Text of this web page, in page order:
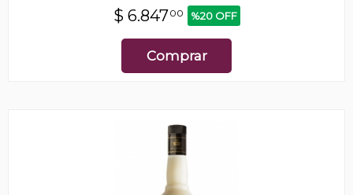
$ 6.84700 %20 OFF
Comprar